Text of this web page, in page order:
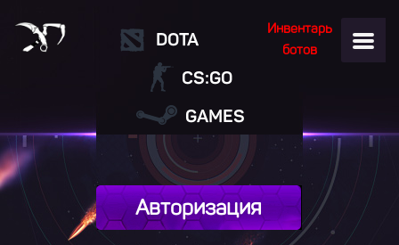
Инвентарь
ботов
DOTA
CS:GO
GAMES
Авторизация